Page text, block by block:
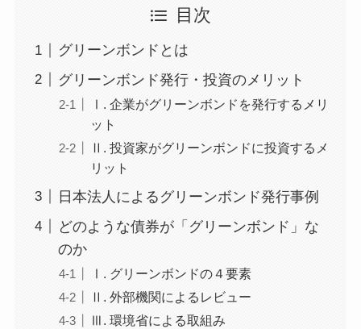
目次
グリーンボンドとは
グリーンボンド発行・投資のメリット
Ⅰ. 企業がグリーンボンドを発行するメリ
ット
Ⅱ. 投資家がグリーンボンドに投資するメ
リット
日本法人によるグリーンボンド発行事例
どのような債券が「グリーンボンド」な
のか
Ⅰ. グリーンボンドの４要素
Ⅱ. 外部機関によるレビュー
Ⅲ. 環境省による取組み